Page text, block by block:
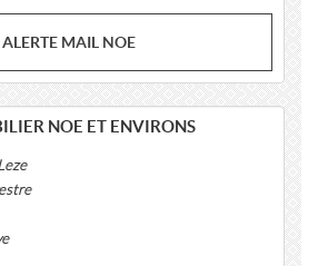
ALERTE MAIL NOE
NOE ET ENVIRONS